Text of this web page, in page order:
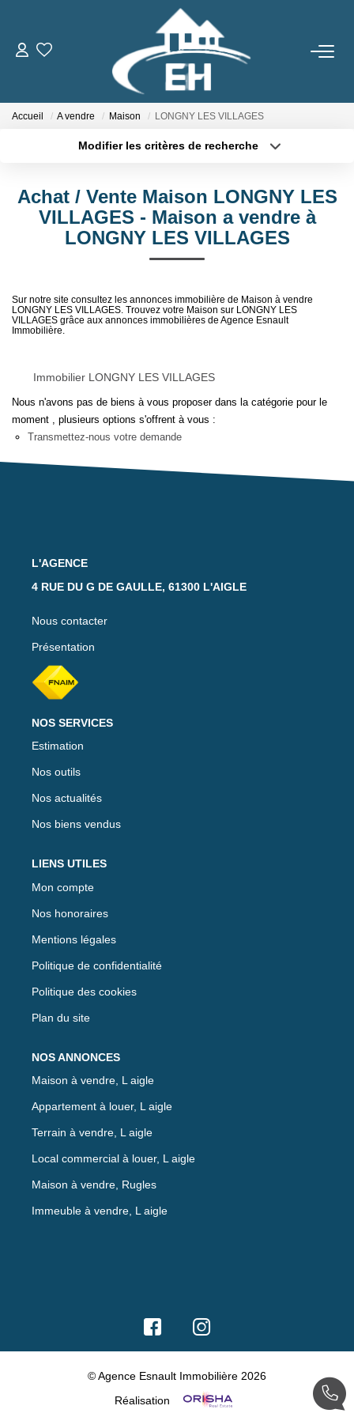
ACHETER
Gestion Locative
ESTIMER
NOTRE AGENCE
Nos Actualités
Avis Clients
CONTACT
Accueil A vendre Maison LONGNY LES VILLAGES
Modifier les critères de recherche
Sélectionnez...
Type de bien
Achat / Vente Maison LONGNY LES
VILLAGES - Maison a vendre à
LONGNY LES VILLAGES
Sur notre site consultez les annonces immobilière de Maison à vendre
LONGNY LES VILLAGES. Trouvez votre Maison sur LONGNY LES
VILLAGES grâce aux annonces immobilières de Agence Esnault
Immobilière.
Immobilier LONGNY LES VILLAGES
Nous n'avons pas de biens à vous proposer dans la catégorie pour le
moment , plusieurs options s'offrent à vous :
Transmettez-nous votre demande
L'AGENCE
4 RUE DU G DE GAULLE, 61300 L'AIGLE
Nous contacter
Présentation
NOS SERVICES
Estimation
Nos outils
Nos actualités
Nos biens vendus
LIENS UTILES
Mon compte
Nos honoraires
Mentions légales
Politique de confidentialité
Politique des cookies
Plan du site
NOS ANNONCES
Maison à vendre, L aigle
Appartement à louer, L aigle
Terrain à vendre, L aigle
Local commercial à louer, L aigle
Maison à vendre, Rugles
Immeuble à vendre, L aigle
© Agence Esnault Immobilière 2026
Réalisation